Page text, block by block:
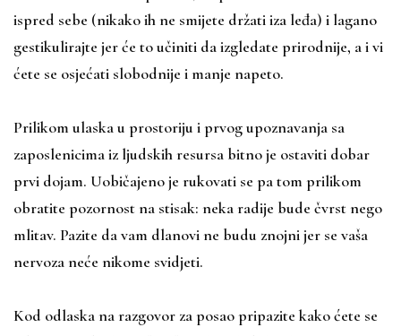
ispred sebe (nikako ih ne smijete držati iza leđa) i lagano
gestikulirajte jer će to učiniti da izgledate prirodnije, a i vi
ćete se osjećati slobodnije i manje napeto.
Prilikom ulaska u prostoriju i prvog upoznavanja sa
zaposlenicima iz ljudskih resursa bitno je ostaviti dobar
prvi dojam. Uobičajeno je rukovati se pa tom prilikom
obratite pozornost na stisak: neka radije bude čvrst nego
mlitav. Pazite da vam dlanovi ne budu znojni jer se vaša
nervoza neće nikome svidjeti.
Kod odlaska na razgovor za posao pripazite kako ćete se